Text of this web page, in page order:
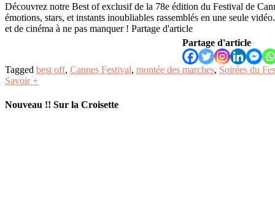
Découvrez notre Best of exclusif de la 78e édition du Festival de
émotions, stars, et instants inoubliables rassemblés en une seule
et de cinéma à ne pas manquer ! Partage d'article
Partage d'article
Tagged best off, Cannes Festival, montée des marches, Soirées du
Savoir +
Nouveau !! Sur la Croisette